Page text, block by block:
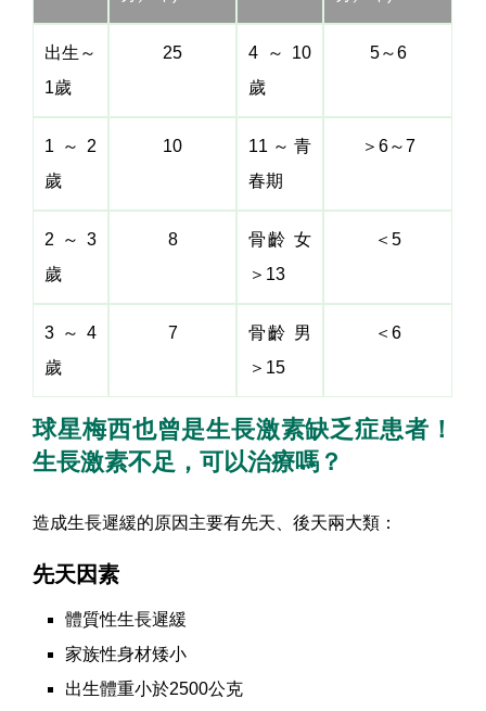
出生～
1歲
25
4～10
歲
5～6
1～2
歲
10
11～青
春期
＞6～7
2～3
歲
8
骨齡 女
＞13
＜5
3～4
歲
7
骨齡 男
＞15
＜6
球星梅西也曾是生長激素缺乏症患者！
生長激素不足，可以治療嗎？
造成生長遲緩的原因主要有先天、後天兩大類：
先天因素
體質性生長遲緩
家族性身材矮小
出生體重小於2500公克